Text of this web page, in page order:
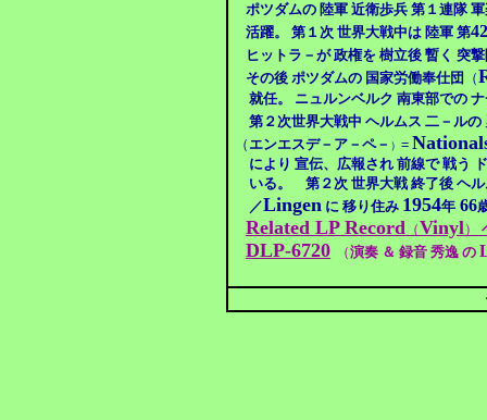
ポツダムの 陸軍 近衛歩兵 第１連隊
活躍。 第１次 世界大戦中は 陸軍 第
ヒットラ－が 政権を 樹立後 暫く 突
その後 ポツダムの 国家労働奉仕団
（
就任。 ニュルンベルク 南東部での
第２次世界大戦中ヘルムス 二－ルの
（ エンエスデ－ア－ペ－ ）=
により 宣伝、広報され 前線で 戦う
いる。 第２次 世界大戦 終了後 ヘ
／Lingen に 移り住み 1954年 66
Related LP Record （Vinyl）
DLP-6720 （演奏 ＆ 録音 秀逸 の